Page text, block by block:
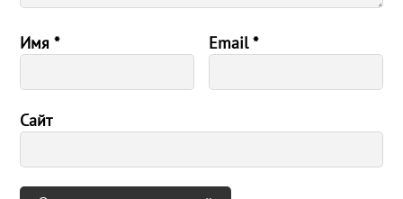
Имя* Email*
Сайт